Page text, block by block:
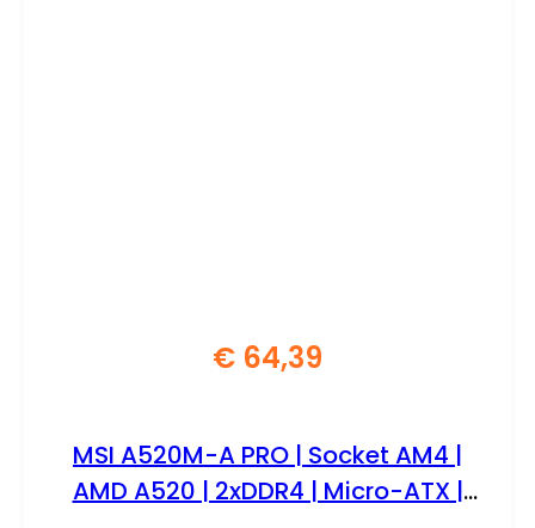
€ 64,39
MSI A520M-A PRO | Socket AM4 |
AMD A520 | 2xDDR4 | Micro-ATX |